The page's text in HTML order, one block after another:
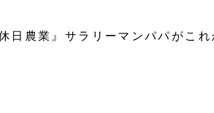
日農業』サラリーマンパパがこ